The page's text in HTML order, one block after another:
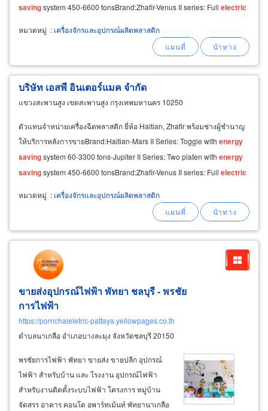
savingsystem 450-6600 tonsBrand:Zhafir-Venus II series: Full electric
หมวดหมู่ : เครื่องจักรและอุปกรณ์ผลิตพลาสติก
บริษัท เอสพี อินเตอร์แมค จำกัด
แขวงสะพานสูง เขตสะพานสูง กรุงเทพมหานคร 10250
ตัวแทนจำหน่ายเครื่องฉีดพลาสติก ยี่ห้อ Haitian, Zhafir พร้อมช่างผู้ชำนาญ
ให้บริการหลังการขายBrand:Haitian-Mars II Series: Toggle with energy
savingsystem 60-3300 tons-Jupiter II Series: Two platen with energy
savingsystem 450-6600 tonsBrand:Zhafir-Venus II series: Full electric
หมวดหมู่ : เครื่องจักรและอุปกรณ์ผลิตพลาสติก
ขายส่งอุปกรณ์ไฟฟ้า พัทยา ชลบุรี - พรชัย
การไฟฟ้า
https://pornchaieletric-pattaya.yellowpages.co.th
ตำบลนาเกลือ อำเภอบางละมุง จังหวัดชลบุรี 20150
พรชัยการไฟฟ้า พัทยา ขายส่ง ขายปลีก อุปกรณ์
ไฟฟ้า สำหรับบ้าน และ โรงงาน อุปกรณ์ไฟฟ้า
สำหรับงานติดตั้งระบบไฟฟ้า โครงการ หมู่บ้าน
จัดสรร อาคาร คอนโด อพาร์ทเม้นท์ พัทยานาเกลือ